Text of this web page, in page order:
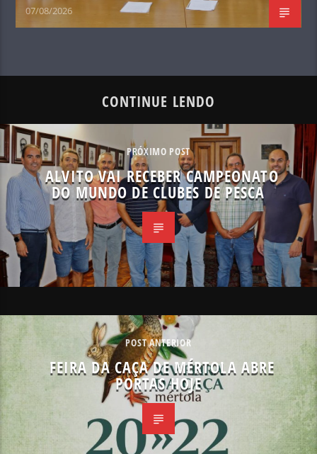
07/08/2026
CONTINUE LENDO
PRÓXIMO POST
ALVITO VAI RECEBER CAMPEONATO
DO MUNDO DE CLUBES DE PESCA
POST ANTERIOR
FEIRA DA CAÇA DE MÉRTOLA ABRE
PORTAS HOJE